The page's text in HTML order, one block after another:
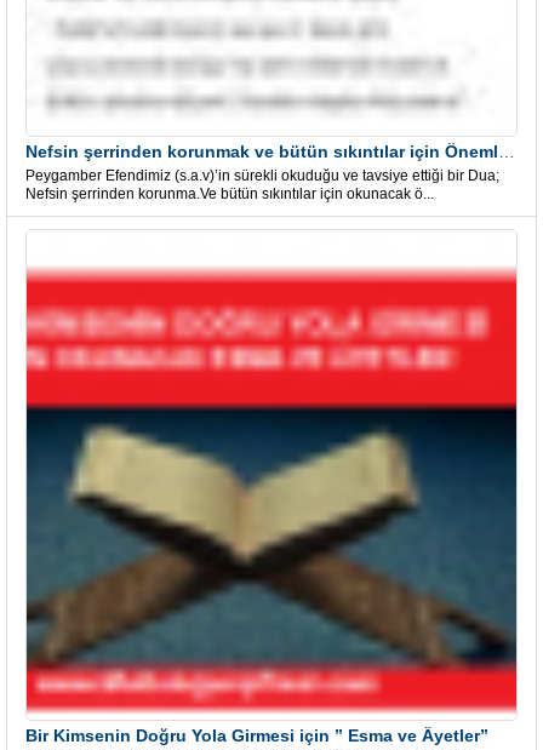
Peygamber Efendimiz (s.a.v)’in sürekli okuduğu ve tavsiye ettiği bir Dua;
Nefsin şerrinden korunma.Ve bütün sıkıntılar için okunacak ö...
Bir Kimsenin Doğru Yola Girmesi için ” Esma ve Âyetler”